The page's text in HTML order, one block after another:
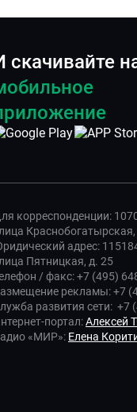
скачивайте
корреспонденции:
Краснобогатырская,
адрес:
Пятницкая, д. 25
/ факс: +7 (495)
рекламы: +7
развития сети: +7
портал:Алексей
«МИР»: Елена